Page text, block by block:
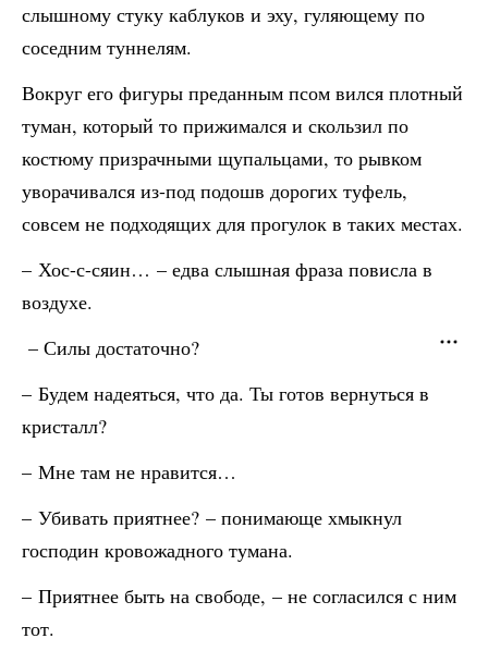
слышному стуку каблуков и эху, гуляющему по
соседним туннелям.
Вокруг его фигуры преданным псом вился плотный
туман, который то прижимался и скользил по
костюму призрачными щупальцами, то рывком
уворачивался из-под подошв дорогих туфель,
совсем не подходящих для прогулок в таких местах.
– Хос-с-сяин… – едва слышная фраза повисла в
воздухе.
– Силы достаточно?
– Будем надеяться, что да. Ты готов вернуться в
кристалл?
– Мне там не нравится…
– Убивать приятнее? – понимающе хмыкнул
господин кровожадного тумана.
– Приятнее быть на свободе, – не согласился с ним
тот.